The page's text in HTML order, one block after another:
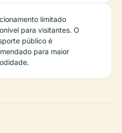
limitado
para visitantes. O
público é
para maior